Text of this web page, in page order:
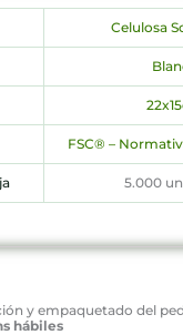
Celulosa
FSC® –
5.000
y empaquetado del
hábiles